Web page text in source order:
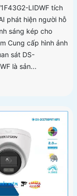
LIDWF tích
phát hiện người hỗ
sáng kép cho
Cung cấp hình ảnh
sát DS-
là sản...